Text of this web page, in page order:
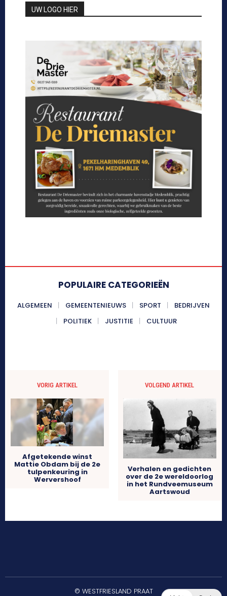
UW LOGO HIER
POPULAIRE CATEGORIEËN
ALGEMEEN GEMEENTENIEUWS SPORT
BEDRIJVEN
POLITIEK
JUSTITIE CULTUUR
VORIG ARTIKEL
Afgetekende winst
Mattie Obdam bij de 2e
tulpenkeuring in
Wervershoof
VOLGEND ARTIKEL
Verhalen en gedichten
over de 2e wereldoorlog
in het Rundveemuseum
Aartswoud
© WESTFRIESLAND PRAAT